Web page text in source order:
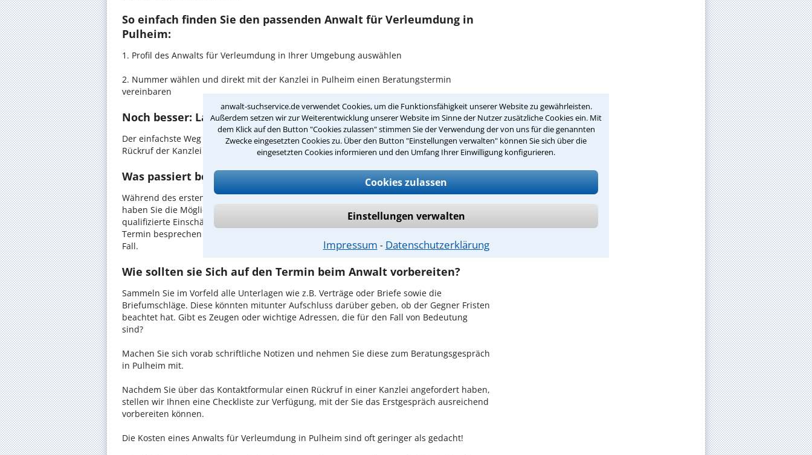
anwalt-suchservice.de verwendet Cookies, um die Funktionsfähigkeit unserer Website zu gewährleisten.
Außerdem setzen wir zur Weiterentwicklung unserer Website im Sinne der Nutzer zusätzliche Cookies ein. Mit
dem Klick auf den Button "Cookies zulassen" stimmen Sie der Verwendung der von uns für die genannten
Zwecke eingesetzten Cookies zu. Über den Button "Einstellungen verwalten" können Sie sich über die
eingesetzten Cookies informieren und den Umfang Ihrer Einwilligung konfigurieren.
Cookies zulassen
Einstellungen verwalten
Impressum ⁃ Datenschutzerklärung
So einfach finden Sie den passenden Anwalt für Verleumdung in
Pulheim:
1. Profil des Anwalts für Verleumdung in Ihrer Umgebung auswählen
2. Nummer wählen und direkt mit der Kanzlei in Pulheim einen Beratungstermin
vereinbaren
Noch besser: Lassen Sie sich zurückrufen
Der einfachste Weg zum Anwalt in Pulheim ist es, über unser Kontaktformular einen
Rückruf der Kanzlei anzufordern - probieren Sie es gleich aus.
Was passiert beim anwaltlichen Erstgespräch in Pulheim?
Während des ersten Gesprächs mit Ihrem Rechtsanwalt für Verleumdung in Pulheim
haben Sie die Möglichkeit, in Ruhe den Sachverhalt zu schildern, sodass Sie eine
qualifizierte Einschätzung zu Ihrem Fall und Ihren Erfolgsaussichten erhalten. In diesem
Termin besprechen Sie dann mit Ihrem Anwalt auch die weitere Vorgehensweise in Ihrem
Fall.
Wie sollten sie Sich auf den Termin beim Anwalt vorbereiten?
Sammeln Sie im Vorfeld alle Unterlagen wie z.B. Verträge oder Briefe sowie die
Briefumschläge. Diese könnten mitunter Aufschluss darüber geben, ob der Gegner Fristen
beachtet hat. Gibt es Zeugen oder wichtige Adressen, die für den Fall von Bedeutung
sind?
Machen Sie sich vorab schriftliche Notizen und nehmen Sie diese zum Beratungsgespräch
in Pulheim mit.
Nachdem Sie über das Kontaktformular einen Rückruf in einer Kanzlei angefordert haben,
stellen wir Ihnen eine Checkliste zur Verfügung, mit der Sie das Erstgespräch ausreichend
vorbereiten können.
Die Kosten eines Anwalts für Verleumdung in Pulheim sind oft geringer als gedacht!